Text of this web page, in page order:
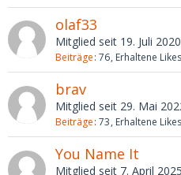
olaf33
Mitglied seit 19. Juli 2020
Beiträge 76 Erhaltene Likes
brav
Mitglied seit 29. Mai
Beiträge 73 Erhaltene Likes
You Name It
Mitglied seit 7. April 2025